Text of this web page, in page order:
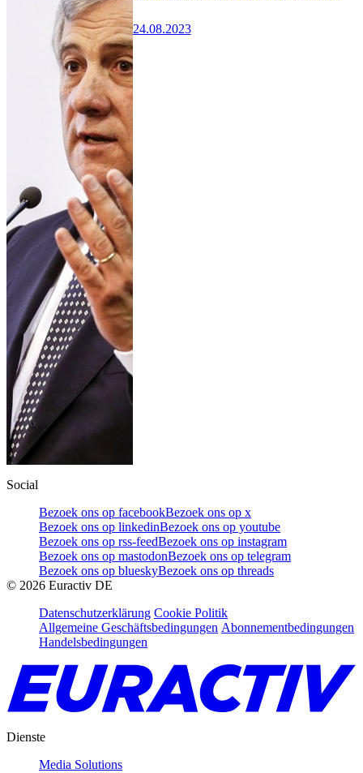
24.08.2023
Social
Bezoek ons op facebookBezoek ons op x
Bezoek ons op linkedinBezoek ons op youtube
Bezoek ons op rss-feedBezoek ons op instagram
Bezoek ons op mastodonBezoek ons op telegram
Bezoek ons op blueskyBezoek ons op threads
© 2026 Euractiv DE
Datenschutzerklärung Cookie Politik
Allgemeine Geschäftsbedingungen Abonnementbedingungen
Handelsbedingungen
Dienste
Media Solutions